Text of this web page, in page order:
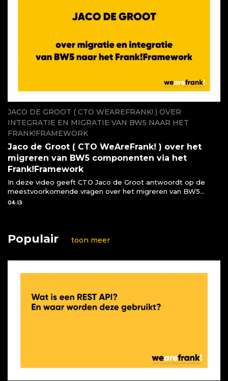
JACO DE GROOT ( CTO WEAREFRANK! ) OVER
INTEGRATIE EN MIGRATIE VAN BW5 NAAR HET
FRANK!FRAMEWORK
Jaco de Groot ( CTO WeAreFrank! ) over het
migreren van BW5 componenten via het
Frank!Framework
In deze video geeft CTO Jaco de Groot antwoordt op de
meestvoorkomende vragen over het migreren van BW5
componenten naar het Frank!Framework
04:13
Populair toon meer